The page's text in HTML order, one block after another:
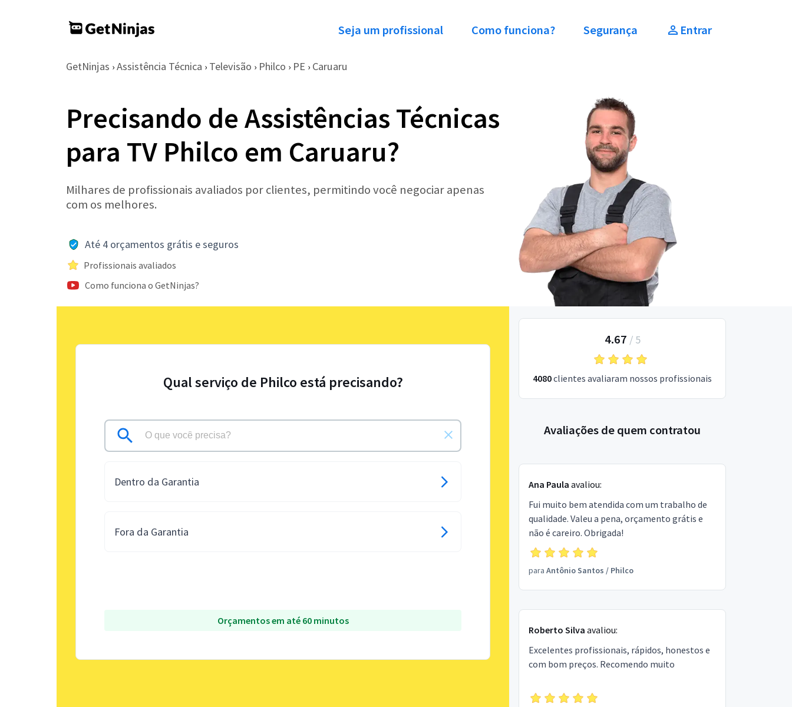
Seja um profissional Como funciona? Segurança Entrar
GetNinjas › Assistência Técnica › Televisão › Philco › PE › Caruaru
Precisando de Assistências Técnicas
para TV Philco em Caruaru?
Milhares de profissionais avaliados por clientes, permitindo você negociar apenas
com os melhores.
Até 4 orçamentos grátis e seguros
Profissionais avaliados
Como funciona o GetNinjas?
Qual serviço de Philco está precisando?
Dentro da Garantia
Fora da Garantia
Orçamentos em até 60 minutos
4.67 / 5
4080clientes avaliaram nossos profissionais
Avaliações de quem contratou
Ana Paula avaliou:
Fui muito bem atendida com um trabalho de
qualidade. Valeu a pena, orçamento grátis e
não é careiro. Obrigada!
para Antônio Santos / Philco
Roberto Silva avaliou:
Excelentes profissionais, rápidos, honestos e
com bom preços. Recomendo muito